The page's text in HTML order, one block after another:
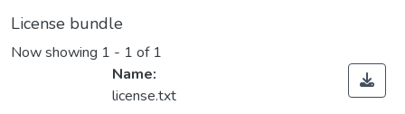
License bundle
Now showing 1 - 1 of 1
Name:
license.txt